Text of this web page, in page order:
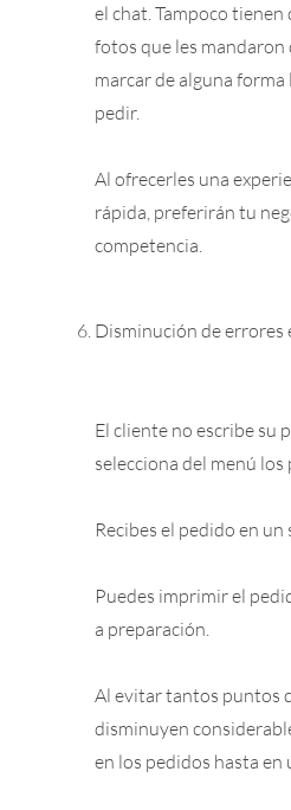
el chat. Tampoco tienen
fotos que les mandaron
marcar de alguna
pedir.
Al ofrecerles una
rápida, preferirán tu
competencia.
Disminución de errores
El cliente no escribe su
selecciona del menú
Recibes el pedido en
Puedes imprimir el
a preparación.
Al evitar tantos puntos
disminuyen
en los pedidos hasta en